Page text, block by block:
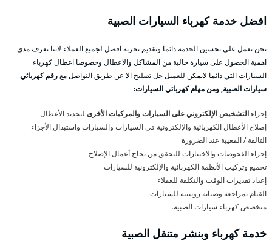
افضل خدمة كهرباء السيارات الصبية
نحن نعمل على تحسين الخدمة دائما وتقديم تجربة افضل لجميع العملاء لاننا نعرف مدى
اهمية الحصول على سيارة خالية من المشاكل والاعطال وخصوصا اعطال كهرباء
السيارات التي دائما لايمكن للعميل حل تصليخ الا عن طريق التواصل معرقم كهربائي
سيارات الصبية, ومن مهام كهربائي السيارات:
إجراء التشخيص الإلكتروني على السيارات والمركبات الأخرى لتحديد الأعطال
إصلاح الأعطال الكهربائية والإلكترونية في السيارات والسيارات واستبدال الأجزاء
التالفة / المعيبة عند الضرورة
إجراء الفحوصات والاختبارات للتحقق من نجاح أعمال الإصلاح
تجميع وتركيب الأنظمة الكهربائية والإلكترونية للسيارات
إعداد تقديرات الوقت والتكلفة للعملاء
القيام بمراجعة وصيانة روتينية للسيارات
متخصص كهرباء سيارات الصبية.
خدمة كهرباء وبنشر متنقل الصبية